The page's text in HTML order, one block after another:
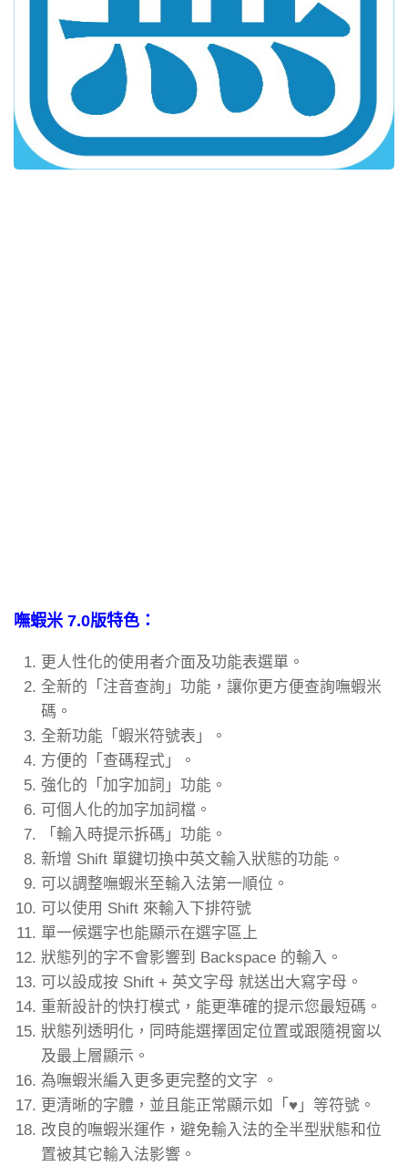
嘸蝦米 7.0版特色：
更人性化的使用者介面及功能表選單。
全新的「注音查詢」功能，讓你更方便查詢嘸蝦米
碼。
全新功能「蝦米符號表」。
方便的「查碼程式」。
強化的「加字加詞」功能。
可個人化的加字加詞檔。
「輸入時提示拆碼」功能。
新增 Shift 單鍵切換中英文輸入狀態的功能。
可以調整嘸蝦米至輸入法第一順位。
可以使用 Shift 來輸入下排符號
單一候選字也能顯示在選字區上
狀態列的字不會影響到 Backspace 的輸入。
可以設成按 Shift + 英文字母 就送出大寫字母。
重新設計的快打模式，能更準確的提示您最短碼。
狀態列透明化，同時能選擇固定位置或跟隨視窗以
及最上層顯示。
為嘸蝦米編入更多更完整的文字 。
更清晰的字體，並且能正常顯示如「♥」等符號。
改良的嘸蝦米運作，避免輸入法的全半型狀態和位
置被其它輸入法影響。